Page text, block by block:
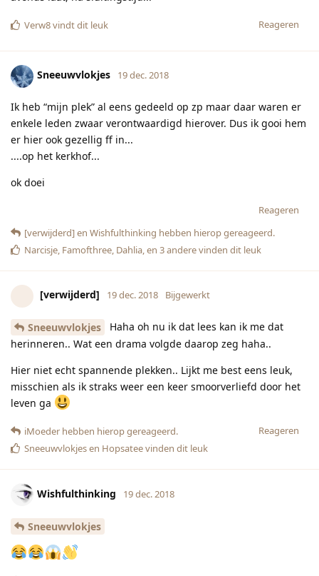
Reageren
Verw8vindt dit leuk
Sneeuwvlokjes 19 dec. 2018
Ik heb “mijn plek” al eens gedeeld op zp maar daar waren er
enkele leden zwaar verontwaardigd hierover. Dus ik gooi hem
er hier ook gezellig ff in...
....op het kerkhof...
ok doei
Reageren
[verwijderd]en Wishfulthinking hebben hierop gereageerd.
Narcisje Famofthree Dahlia , en 3anderevinden dit leuk
[verwijderd] 19 dec. 2018 Bijgewerkt
Sneeuwvlokjes
Haha oh nu ik dat lees kan ik me dat
herinneren.. Wat een drama volgde daarop zeg haha..
Hier niet echt spannende plekken.. Lijkt me best eens leuk,
misschien als ik straks weer een keer smoorverliefd door het
leven ga
Reageren
iMoeder hebben hierop gereageerd.
Sneeuwvlokjesen Hopsateevinden dit leuk
Wishfulthinking 19 dec. 2018
Sneeuwvlokjes